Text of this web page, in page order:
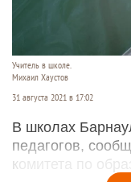
Учитель в школе.
Михаил Хаустов
31 августа 2021 в 17:02
В школах
педагогов,
комитета по